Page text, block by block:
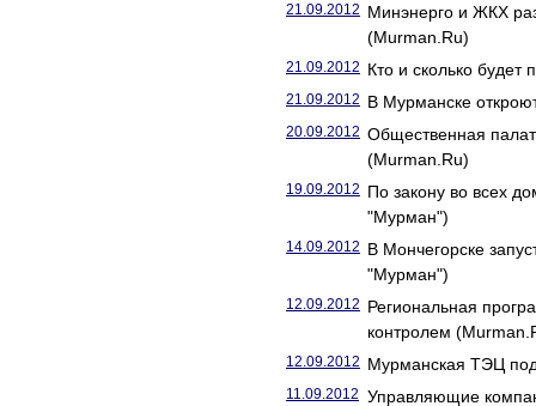
21.09.2012 Минэнерго и ЖКХ
(Murman.Ru)
21.09.2012 Кто и сколько
21.09.2012 В Мурманске
20.09.2012 Общественная
(Murman.Ru)
19.09.2012 По закону во всех
"Мурман")
14.09.2012 В Мончегорске
"Мурман")
12.09.2012 Региональная
контролем
12.09.2012 Мурманская ТЭЦ
11.09.2012 Управляющие